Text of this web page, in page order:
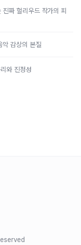
짜 헐리우드 작가의 피
감상의 본질
와 진정성